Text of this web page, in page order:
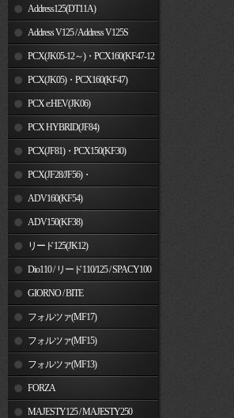
Address125(DT11A)
Address V125 / Address V125S
PCX(JK05-12～)・PCX160(KF47-12
～) PCX(JK05)・PCX160(KF47)
PCX e:HEV(JK06)
PCX HYBRID(JF84)
PCX(JF81)・PCX150(KF30)
PCX(JF28/JF56)・
PCX150(KF12/KF18)
ADV160(KF54)
ADV150(KF38)
リード125(JK12)
Dio110 / リード110/125 / SPACY100
GIORNO / BITE
フォルツァ(MF17)
フォルツァ(MF15)
フォルツァ(MF13)
FORZA
MAJESTY125 / MAJESTY250